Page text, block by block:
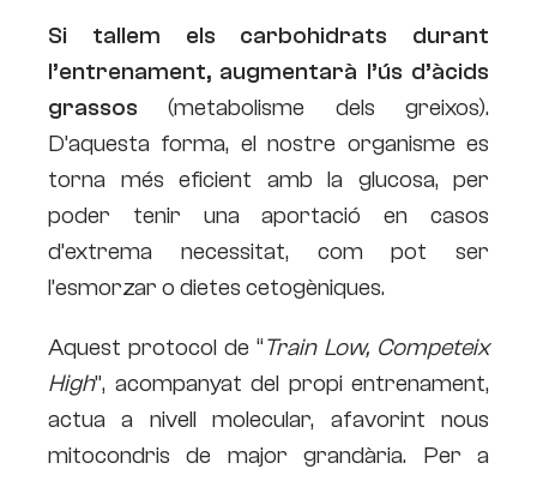
Si tallem els carbohidrats durant
l’entrenament, augmentarà l’ús d’àcids
grassos (metabolisme dels greixos).
D’aquesta forma, el nostre organisme es
torna més eficient amb la glucosa, per
poder tenir una aportació en casos
d’extrema necessitat, com pot ser
l’esmorzar o dietes cetogèniques.
Aquest protocol de “Train Low, Competeix
High”, acompanyat del propi entrenament,
actua a nivell molecular, afavorint nous
mitocondris de major grandària. Per a